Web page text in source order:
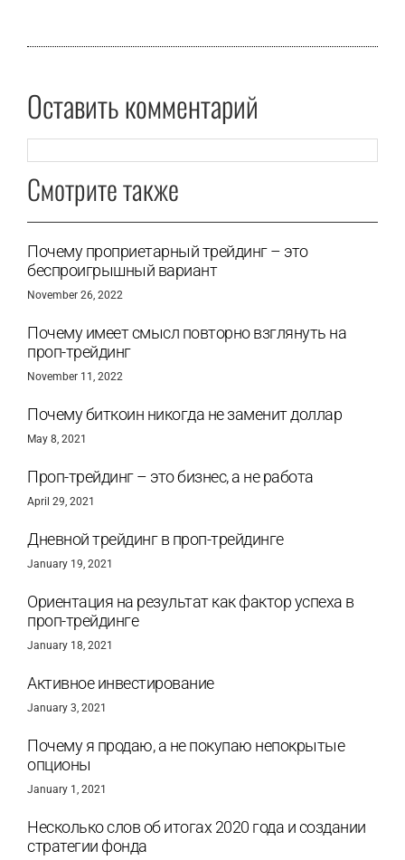
Оставить комментарий
Смотрите также
Почему проприетарный трейдинг – это
беспроигрышный вариант
November 26, 2022
Почему имеет смысл повторно взглянуть на
проп-трейдинг
November 11, 2022
Почему биткоин никогда не заменит доллар
May 8, 2021
Проп-трейдинг – это бизнес, а не работа
April 29, 2021
Дневной трейдинг в проп-трейдинге
January 19, 2021
Ориентация на результат как фактор успеха в
проп-трейдинге
January 18, 2021
Активное инвестирование
January 3, 2021
Почему я продаю, а не покупаю непокрытые
опционы
January 1, 2021
Несколько слов об итогах 2020 года и создании
стратегии фонда